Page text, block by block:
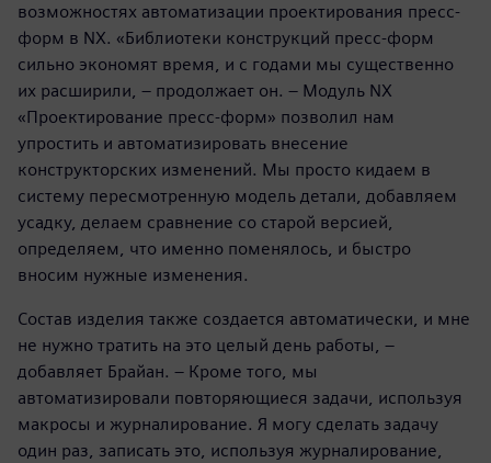
возможностях автоматизации проектирования пресс-
форм в NX. «Библиотеки конструкций пресс-форм
сильно экономят время, и с годами мы существенно
их расширили, – продолжает он. – Модуль NX
«Проектирование пресс-форм» позволил нам
упростить и автоматизировать внесение
конструкторских изменений. Мы просто кидаем в
систему пересмотренную модель детали, добавляем
усадку, делаем сравнение со старой версией,
определяем, что именно поменялось, и быстро
вносим нужные изменения.
Состав изделия также создается автоматически, и мне
не нужно тратить на это целый день работы, –
добавляет Брайан. – Кроме того, мы
автоматизировали повторяющиеся задачи, используя
макросы и журналирование. Я могу сделать задачу
один раз, записать это, используя журналирование,